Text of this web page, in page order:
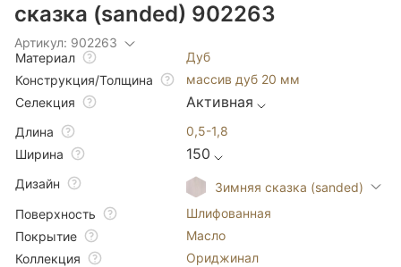
сказка (sanded) 902263
Артикул: 902263
Материал
Дуб
Конструкция/Толщина
массив дуб 20 мм
Селекция
Активная
Длина
0,5-1,8
Ширина
150
Дизайн
Зимняя сказка (sanded)
Поверхность
Шлифованная
Покрытие
Масло
Коллекция
Ориджинал